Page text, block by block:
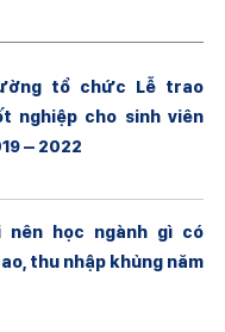
tổ chức Lễ trao
nghiệp cho sinh viên
– 2022
nên học ngành gì có
thu nhập khủng năm